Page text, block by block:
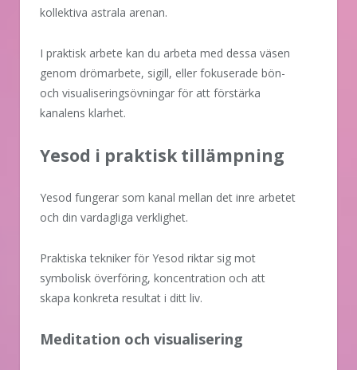
kollektiva astrala arenan.
I praktisk arbete kan du arbeta med dessa väsen
genom drömarbete, sigill, eller fokuserade bön-
och visualiseringsövningar för att förstärka
kanalens klarhet.
Yesod i praktisk tillämpning
Yesod fungerar som kanal mellan det inre arbetet
och din vardagliga verklighet.
Praktiska tekniker för Yesod riktar sig mot
symbolisk överföring, koncentration och att
skapa konkreta resultat i ditt liv.
Meditation och visualisering